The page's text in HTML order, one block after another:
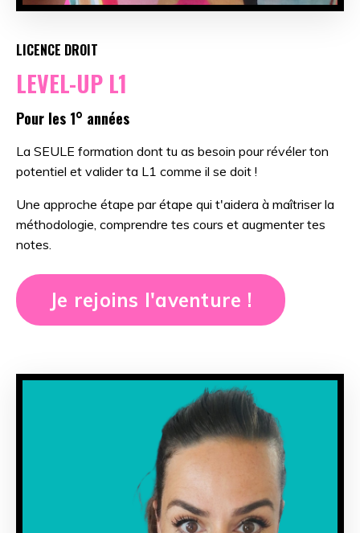
LICENCE DROIT
LEVEL-UP L1
Pour les 1° années
La SEULE formation dont tu as besoin pour révéler ton
potentiel et valider ta L1 comme il se doit !
Une approche étape par étape qui t'aidera à maîtriser la
méthodologie, comprendre tes cours et augmenter tes
notes.
Je rejoins l'aventure !